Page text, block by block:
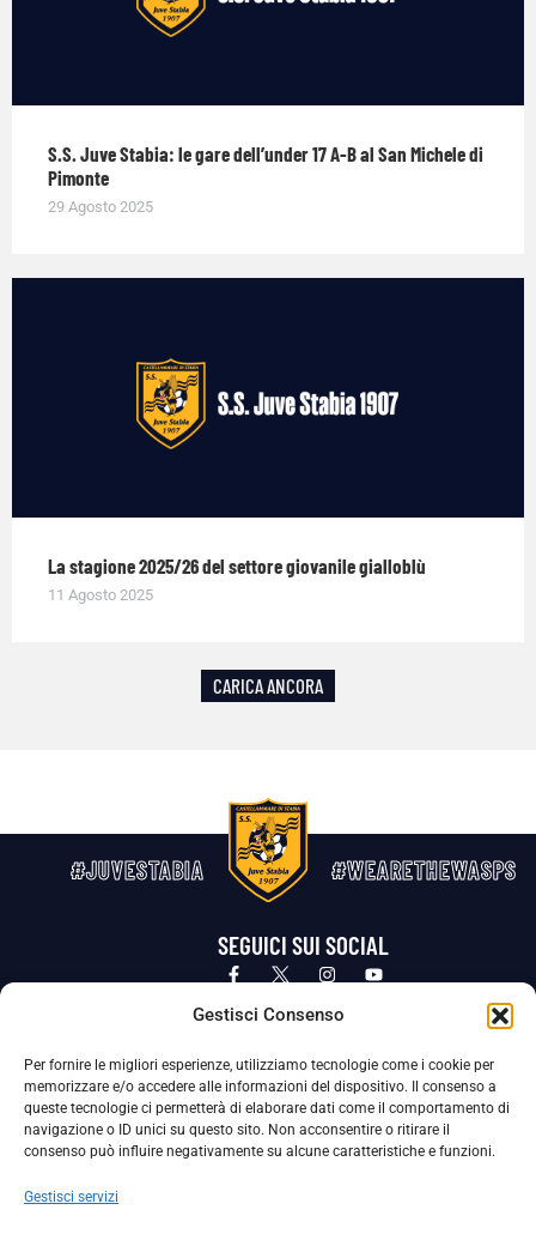
Gestisci Consenso
Per fornire le migliori esperienze, utilizziamo tecnologie come i cookie per
memorizzare e/o accedere alle informazioni del dispositivo. Il consenso a
queste tecnologie ci permetterà di elaborare dati come il comportamento di
navigazione o ID unici su questo sito. Non acconsentire o ritirare il
consenso può influire negativamente su alcune caratteristiche e funzioni.
Gestisci servizi
S.S. Juve Stabia: le gare dell’under 17 A-B al San Michele di
Pimonte
29 Agosto 2025
La stagione 2025/26 del settore giovanile gialloblù
11 Agosto 2025
CARICA ANCORA
#JUVESTABIA #WEARETHEWASPS
SEGUICI SUI SOCIAL
Privacy Policy Cookie Policy
La Società ha nominato il Responsabile della Protezione dei Dati Personali (DPO), figura specializzata che vigila sulle modalità
adottate dalla nostra Società per tutelare i Suoi dati personali.
Per contattare il DPO può scrivere a